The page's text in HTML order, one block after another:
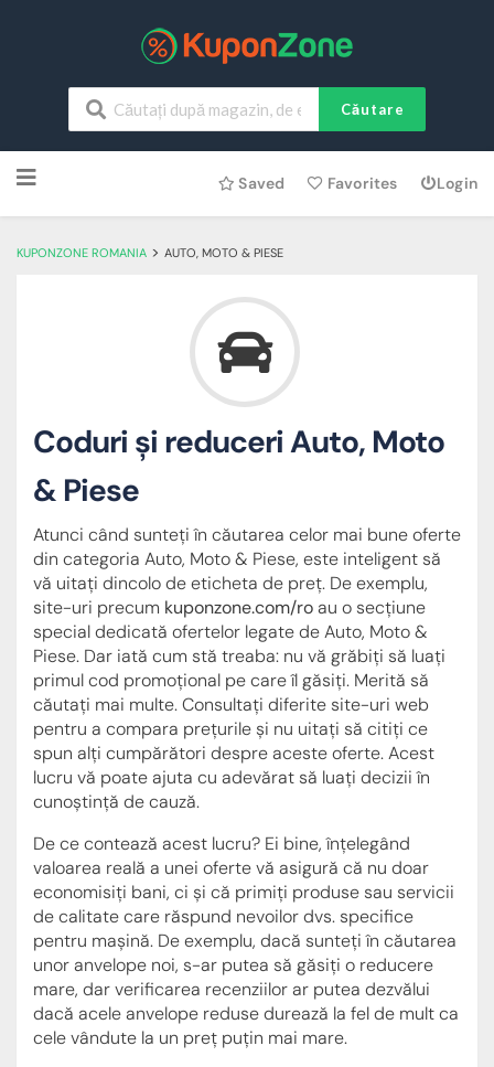
Căutare
to
content
Saved Favorites Login
KUPONZONE ROMANIA > AUTO, MOTO & PIESE
Coduri și reduceri Auto, Moto
& Piese
Atunci când sunteți în căutarea celor mai bune oferte
din categoria Auto, Moto & Piese, este inteligent să
vă uitați dincolo de eticheta de preț. De exemplu,
site-uri precum kuponzone.com/roau o secțiune
special dedicată ofertelor legate de Auto, Moto &
Piese. Dar iată cum stă treaba: nu vă grăbiți să luați
primul cod promoțional pe care îl găsiți. Merită să
căutați mai multe. Consultați diferite site-uri web
pentru a compara prețurile și nu uitați să citiți ce
spun alți cumpărători despre aceste oferte. Acest
lucru vă poate ajuta cu adevărat să luați decizii în
cunoștință de cauză.
De ce contează acest lucru? Ei bine, înțelegând
valoarea reală a unei oferte vă asigură că nu doar
economisiți bani, ci și că primiți produse sau servicii
de calitate care răspund nevoilor dvs. specifice
pentru mașină. De exemplu, dacă sunteți în căutarea
unor anvelope noi, s-ar putea să găsiți o reducere
mare, dar verificarea recenziilor ar putea dezvălui
dacă acele anvelope reduse durează la fel de mult ca
cele vândute la un preț puțin mai mare.